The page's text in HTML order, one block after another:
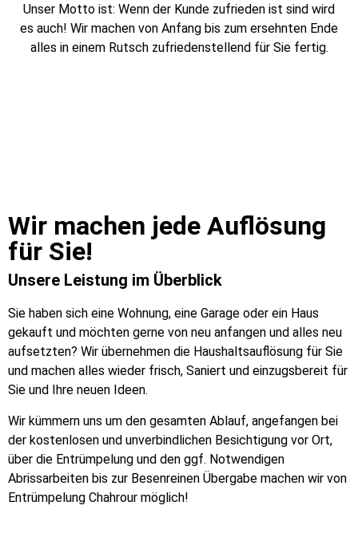
Unser Motto ist: Wenn der Kunde zufrieden ist sind wird
es auch! Wir machen von Anfang bis zum ersehnten Ende
alles in einem Rutsch zufriedenstellend für Sie fertig.
Wir machen jede Auflösung
für Sie!​
Unsere Leistung im Überblick
Sie haben sich eine Wohnung, eine Garage oder ein Haus
gekauft und möchten gerne von neu anfangen und alles neu
aufsetzten? Wir übernehmen die Haushaltsauflösung für Sie
und machen alles wieder frisch, Saniert und einzugsbereit für
Sie und Ihre neuen Ideen.
Wir kümmern uns um den gesamten Ablauf, angefangen bei
der kostenlosen und unverbindlichen Besichtigung vor Ort,
über die Entrümpelung und den ggf. Notwendigen
Abrissarbeiten bis zur Besenreinen Übergabe machen wir von
Entrümpelung Chahrour möglich!